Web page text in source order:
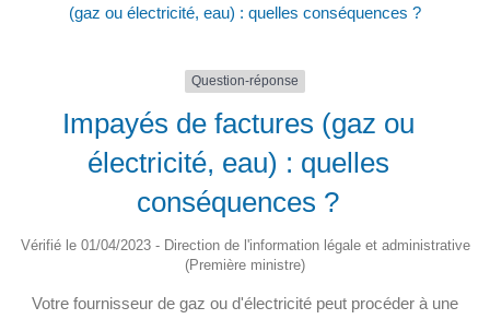
(gaz ou électricité, eau) : quelles conséquences ?
Question-réponse
Impayés de factures (gaz ou
électricité, eau) : quelles
conséquences ?
Vérifié le 01/04/2023 - Direction de l'information légale et administrative
(Première ministre)
Votre fournisseur de gaz ou d'électricité peut procéder à une